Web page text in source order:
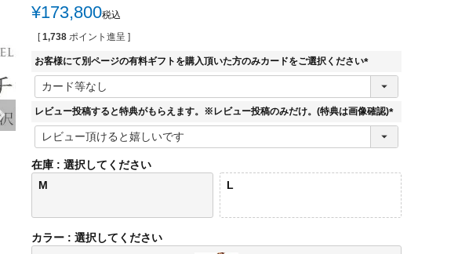
¥173,800税込
[ 1,738 ポイント進呈 ]
お客様にて別ページの有料ギフトを購入頂いた方のみカードをご選択ください
(
須
レビュー投稿すると特典がもらえます。※レビュー投稿のみだけ。(特典は画像確認)
(
)
在庫
選択してください
M
L
カラー 選択してください